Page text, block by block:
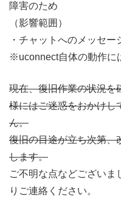
障害のため
（影響範囲）
・チャットへのメッセ
※uconnect自体の動作に
現在、復旧作業の状況を
様にはご迷惑をおかけし
ん。
復旧の目途が立ち次第、
します。
ご不明な点などございま
りご連絡ください。